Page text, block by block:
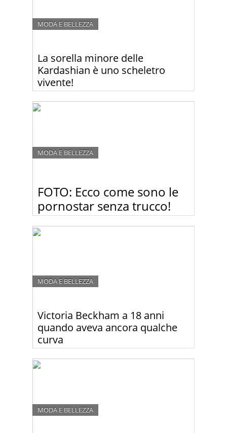
La sorella minore delle
Kardashian è uno scheletro
vivente!
MODA E BELLEZZA
per le curve generose. Infatti, a differenza delle sue
sorelle maggiori, la 17enne Kendal spesso viene
FOTO: Ecco come sono le
pornostar senza trucco!
MODA E BELLEZZA
porno!
Victoria Beckham a 18 anni
quando aveva ancora qualche
curva
MODA E BELLEZZA
aveva ancora qualche curva e qualche chilo in più.
MODA E BELLEZZA